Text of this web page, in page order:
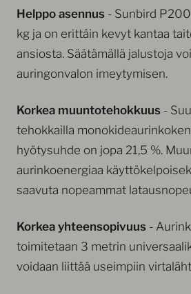
Helppo asennus - Sunbird
kg ja on erittäin kevyt kantaa
ansiosta. Säätämällä jalustoja
auringonvalon imeytymisen.
Korkea muuntotehokkuus -
tehokkailla
hyötysuhde on jopa 21,5 %.
aurinkoenergiaa
saavuta nopeammat
Korkea yhteensopivuus -
toimitetaan 3 metrin
voidaan liittää useimpiin